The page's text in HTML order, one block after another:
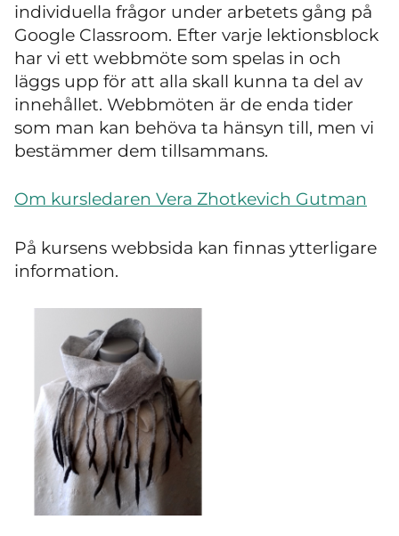
individuella frågor under arbetets gång på
Google Classroom. Efter varje lektionsblock
har vi ett webbmöte som spelas in och
läggs upp för att alla skall kunna ta del av
innehållet. Webbmöten är de enda tider
som man kan behöva ta hänsyn till, men vi
bestämmer dem tillsammans.
Om kursledaren Vera Zhotkevich Gutman
På kursens webbsida kan finnas ytterligare
information.